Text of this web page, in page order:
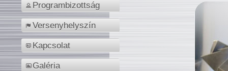
Programbizottság
Versenyhelyszín
Kapcsolat
Galéria